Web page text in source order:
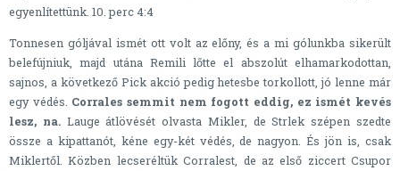
egyenlítettünk. 10. perc 4:4
Tonnesen góljával ismét ott volt az előny, és a mi gólunkba sikerült
belefújniuk, majd utána Remili lőtte el abszolút elhamarkodottan,
sajnos, a következő Pick akció pedig hetesbe torkollott, jó lenne már
egy védés. Corrales semmit nem fogott eddig, ez ismét kevés
lesz, na.Lauge átlövését olvasta Mikler, de Strlek szépen szedte
össze a kipattanót, kéne egy-két védés, de nagyon. És jön is, csak
Miklertől. Közben lecseréltük Corralest, de az első ziccert Csupor